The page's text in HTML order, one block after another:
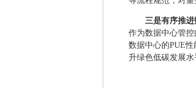
三是有序推进
作为数据中心管
数据中心的PUE
升绿色低碳发展水